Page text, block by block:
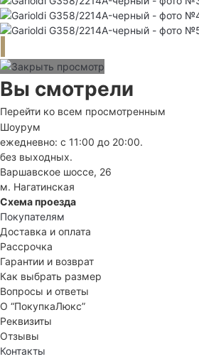
Вы смотрели
Перейти ко всем просмотренным
Шоурум
ежедневно: с 11:00 до 20:00.
без выходных.
Варшавское шоссе, 26
м. Нагатинская
Схема проезда
Покупателям
Доставка и оплата
Рассрочка
Гарантии и возврат
Как выбрать размер
Вопросы и ответы
О “ПокупкаЛюкс”
Реквизиты
Отзывы
Контакты